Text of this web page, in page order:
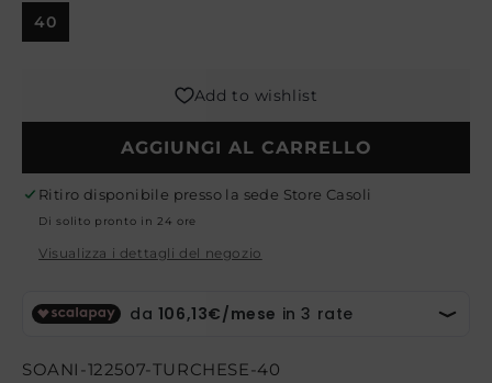
40
Add to wishlist
AGGIUNGI AL CARRELLO
Ritiro disponibile presso la sede Store Casoli
Di solito pronto in 24 ore
Visualizza i dettagli del negozio
SKU:
SOANI-122507-TURCHESE-40